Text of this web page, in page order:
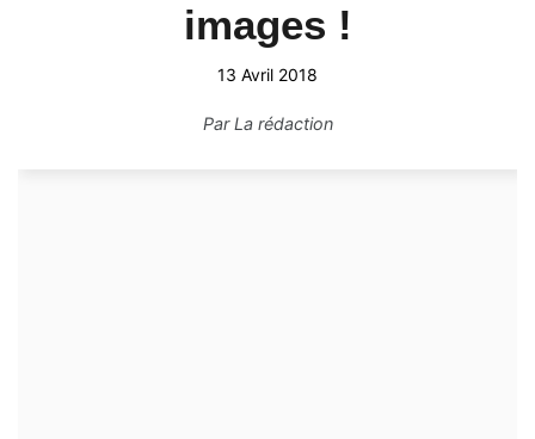
images !
13 Avril 2018
ParLa rédaction